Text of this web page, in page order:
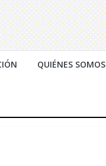
QUIÉNES SOMOS